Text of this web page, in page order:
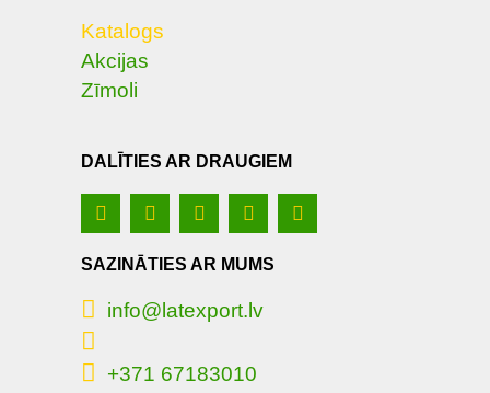
Katalogs
Akcijas
Zīmoli
DALĪTIES AR DRAUGIEM
SAZINĀTIES AR MUMS
info@latexport.lv
+371 67183010